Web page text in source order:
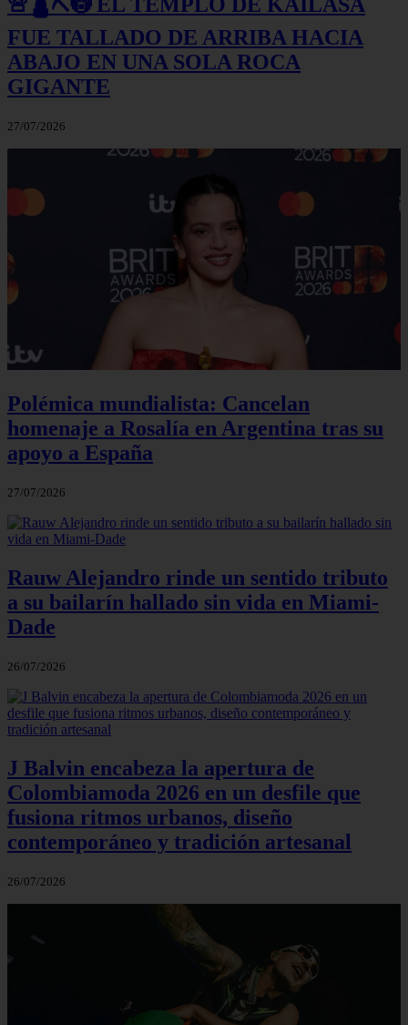
🚨🛕⛏️😳 EL TEMPLO DE KAILASA
FUE TALLADO DE ARRIBA HACIA
ABAJO EN UNA SOLA ROCA
GIGANTE
27/07/2026
Polémica mundialista: Cancelan
homenaje a Rosalía en Argentina tras su
apoyo a España
27/07/2026
Rauw Alejandro rinde un sentido tributo
a su bailarín hallado sin vida en Miami-
Dade
26/07/2026
J Balvin encabeza la apertura de
Colombiamoda 2026 en un desfile que
fusiona ritmos urbanos, diseño
contemporáneo y tradición artesanal
26/07/2026